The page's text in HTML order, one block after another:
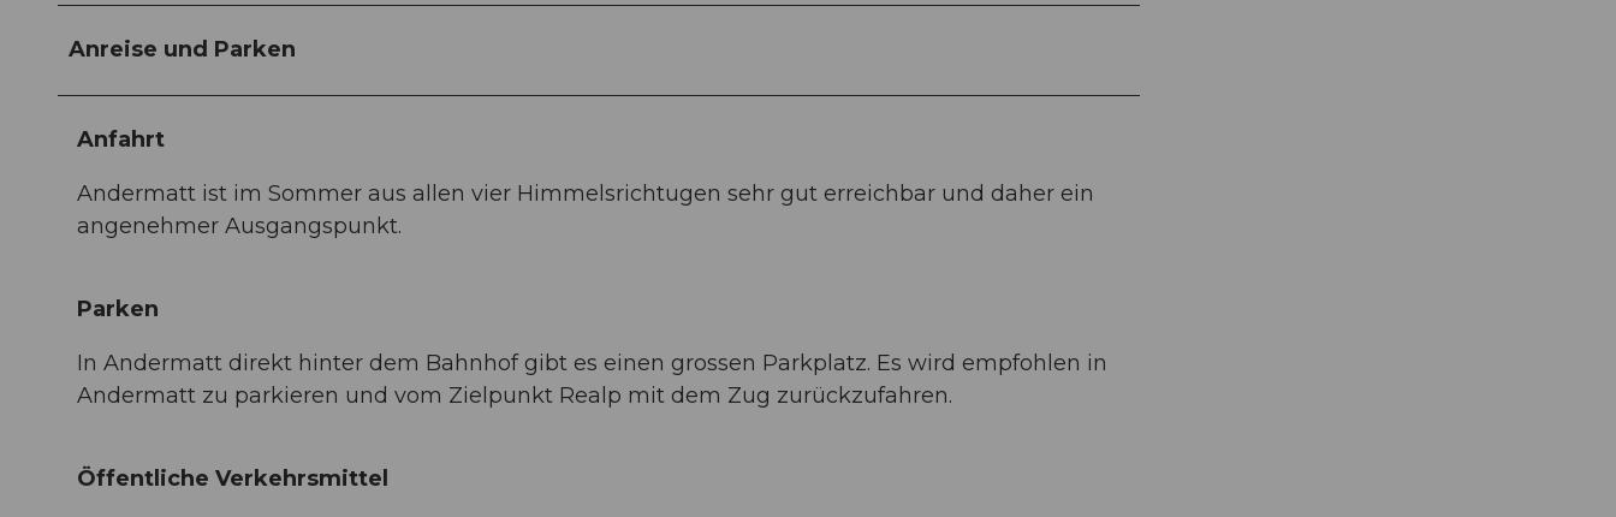
Anreise und Parken
Anfahrt
Andermatt ist im Sommer aus allen vier Himmelsrichtugen sehr gut erreichbar und daher ein
angenehmer Ausgangspunkt.
Parken
In Andermatt direkt hinter dem Bahnhof gibt es einen grossen Parkplatz. Es wird empfohlen in
Andermatt zu parkieren und vom Zielpunkt Realp mit dem Zug zurückzufahren.
Öffentliche Verkehrsmittel